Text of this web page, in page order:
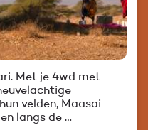
Met je 4wd met
velden, Maasai
langs de …